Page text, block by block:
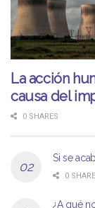
La acción
causa del
0 SHARES
Si se
0
¿A qué